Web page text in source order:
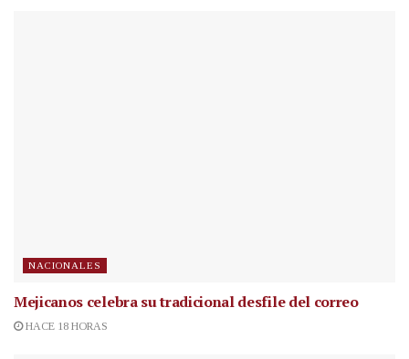
NACIONALES
Mejicanos celebra su tradicional desfile del correo
HACE 18 HORAS